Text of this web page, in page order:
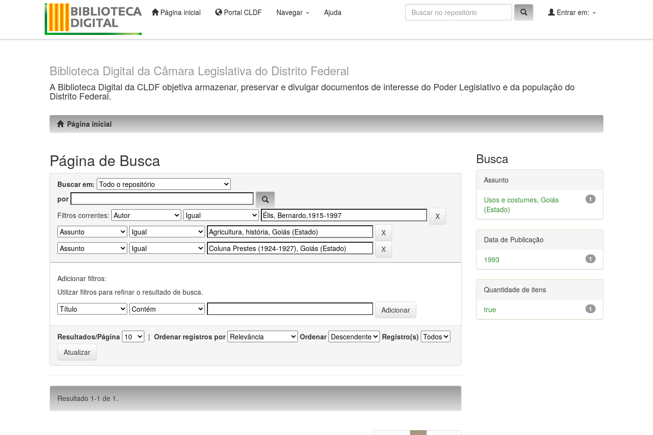
Página inicial Portal CLDF Navegar Ajuda Entrar em:
Biblioteca Digital da Câmara Legislativa do Distrito Federal
A Biblioteca Digital da CLDF objetiva armazenar, preservar e divulgar documentos de interesse do Poder Legislativo e da população do
Distrito Federal.
Página inicial
Página de Busca
Buscar em:
por
Filtros correntes:
Adicionar filtros:
Utilizar filtros para refinar o resultado de busca.
Resultados/Página | Ordenar registros por Ordenar Registro(s)
Resultado 1-1 de 1.
Busca
Assunto
1
Usos e costumes, Goiás
(Estado)
Data de Publicação
1
1993
Quantidade de itens
1
true